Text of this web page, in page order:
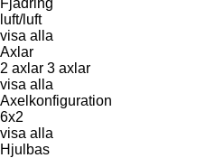
luft/luft
visa alla
Axlar
2 axlar 3 axlar
visa alla
Axelkonfiguration
6x2
visa alla
Hjulbas